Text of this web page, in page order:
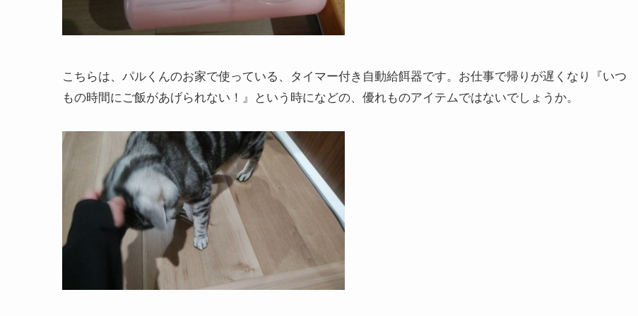
こちらは、パルくんのお家で使っている、タイマー付き自動給餌器です。お仕事で帰りが遅くなり『いつ
もの時間にご飯があげられない！』という時になどの、優れものアイテムではないでしょうか。